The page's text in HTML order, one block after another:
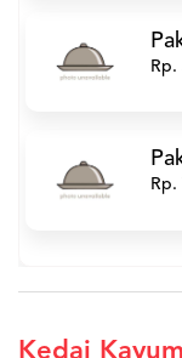
Rp.
Rp.
Kedai